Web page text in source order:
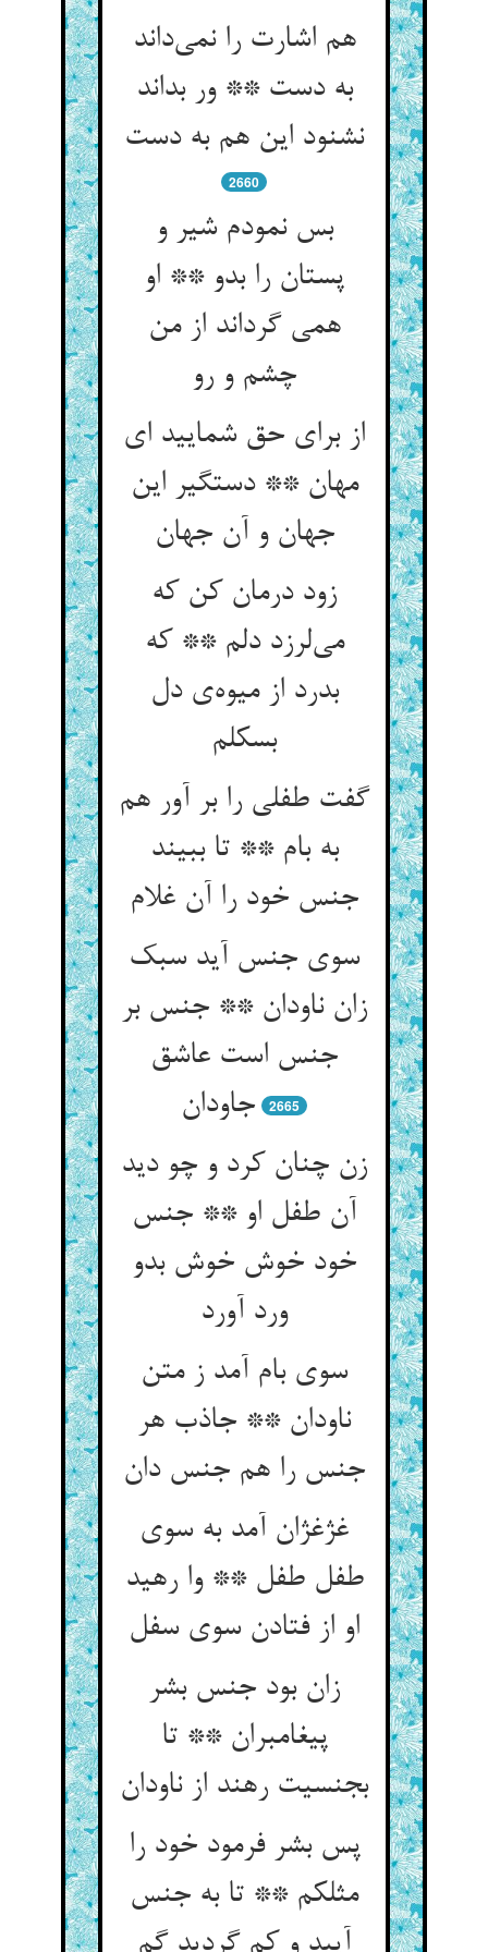
هم اشارت را نمی‌داند
به دست ** ور بداند
نشنود این هم به دست
2660
بس نمودم شیر و
پستان را بدو ** او
همی گرداند از من
چشم و رو
از برای حق شمایید ای
مهان ** دستگیر این
جهان و آن جهان
زود درمان کن که
می‌لرزد دلم ** که
بدرد از میوه‌ی دل
بسکلم
گفت طفلی را بر آور هم
به بام ** تا ببیند
جنس خود را آن غلام
سوی جنس آید سبک
زان ناودان ** جنس بر
جنس است عاشق
جاودان
2665
زن چنان کرد و چو دید
آن طفل او ** جنس
خود خوش خوش بدو
ورد آورد
سوی بام آمد ز متن
ناودان ** جاذب هر
جنس را هم جنس دان
غژغژان آمد به سوی
طفل طفل ** وا رهید
او از فتادن سوی سفل
زان بود جنس بشر
پیغامبران ** تا
بجنسیت رهند از ناودان
پس بشر فرمود خود را
مثلکم ** تا به جنس
آیید و کم گردید گم